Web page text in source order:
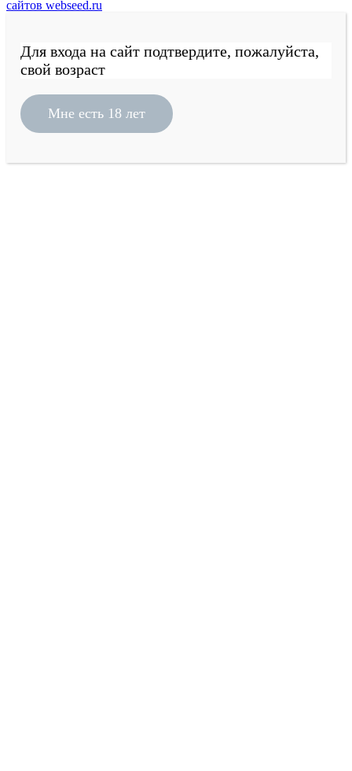
сайтов webseed.ru
Для входа на сайт подтвердите, пожалуйста,
свой возраст
Мне есть 18 лет